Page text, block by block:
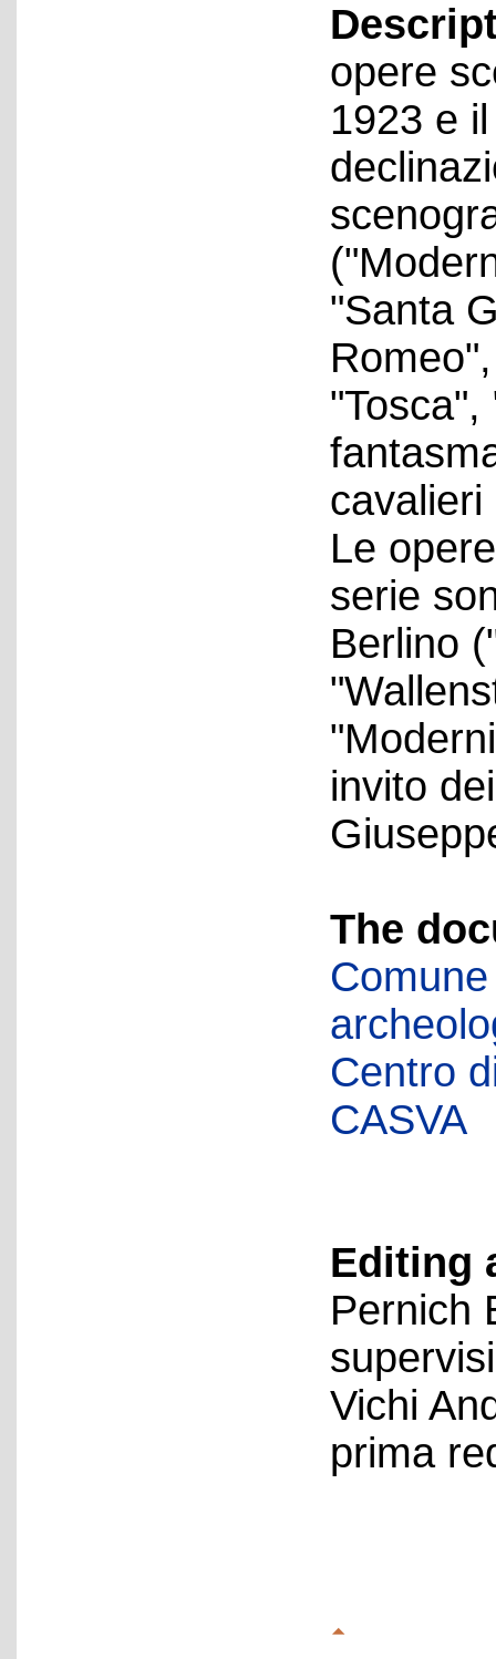
opere
1923 e
"Santa
Le
serie
Berlino
invito
The
Centro
CASVA
Editing
Pernich
Vichi
prima